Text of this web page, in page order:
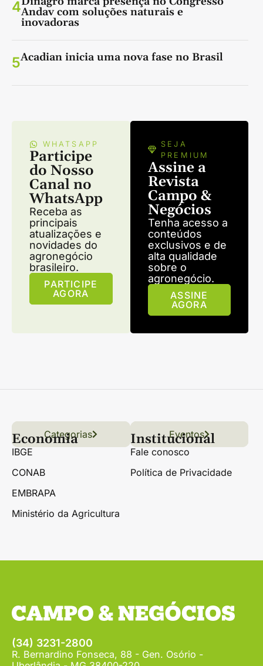
4Andav com soluções naturais e
inovadoras
5Acadian inicia uma nova fase no Brasil
WHATSAPP
Participe
do Nosso
Canal no
WhatsApp
Receba as
principais
atualizações e
novidades do
agronegócio
brasileiro.
PARTICIPE
AGORA
SEJA
PREMIUM
Assine a
Revista
Campo &
Negócios
Tenha acesso a
conteúdos
exclusivos e de
alta qualidade
sobre o
agronegócio.
ASSINE
AGORA
Links úteis
Conteúdo Grãos
Florestas Hortifrúti
Categorias Eventos
Economia
IBGE
CONAB
EMBRAPA
Ministério da Agricultura
Institucional
Fale conosco
Política de Privacidade
(34) 3231-2800
R. Bernardino Fonseca, 88 - Gen. Osório -